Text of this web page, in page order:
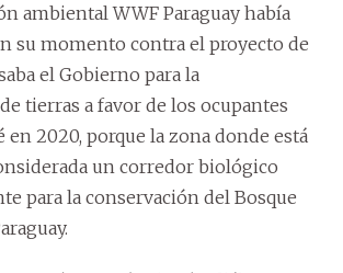
ambiental WWF Paraguay había
su momento contra el proyecto de
el Gobierno para la
tierras a favor de los ocupantes
en 2020, porque la zona donde está
un corredor biológico
para la conservación del Bosque